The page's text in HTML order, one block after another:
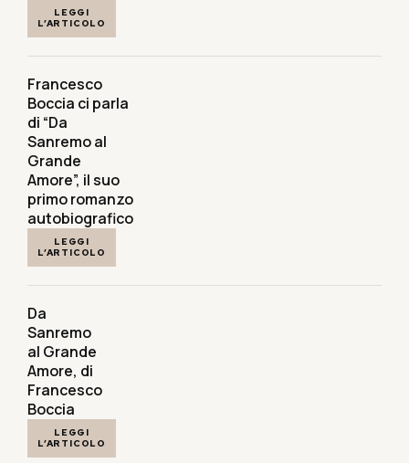
LEGGI
L’ARTICOLO
Francesco
Boccia ci parla
di “Da
Sanremo al
Grande
Amore”, il suo
primo romanzo
autobiografico
LEGGI
L’ARTICOLO
Da
Sanremo
al Grande
Amore, di
Francesco
Boccia
LEGGI
L’ARTICOLO